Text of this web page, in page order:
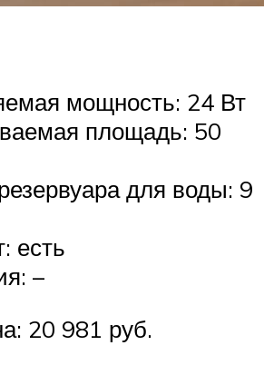
мощность: 24 Вт
площадь: 50
для воды: 9
есть
–
20 981 руб.